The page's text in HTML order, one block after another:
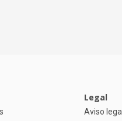
Legal
Aviso legal